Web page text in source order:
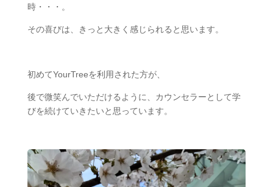
時・・・。
その喜びは、きっと大きく感じられると思います。
初めてYourTreeを利用された方が、
後で微笑んでいただけるように、カウンセラーとして学
びを続けていきたいと思っています。